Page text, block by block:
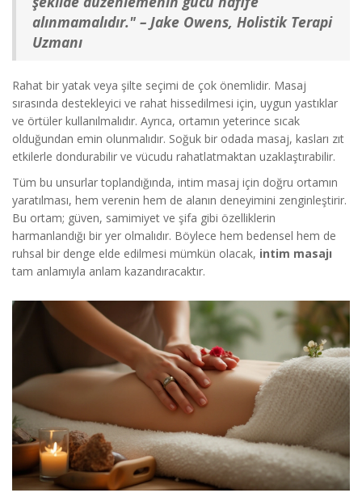
alınmamalıdır." – Jake Owens, Holistik Terapi
Uzmanı
Rahat bir yatak veya şilte seçimi de çok önemlidir. Masaj
sırasında destekleyici ve rahat hissedilmesi için, uygun yastıklar
ve örtüler kullanılmalıdır. Ayrıca, ortamın yeterince sıcak
olduğundan emin olunmalıdır. Soğuk bir odada masaj, kasları zıt
etkilerle dondurabilir ve vücudu rahatlatmaktan uzaklaştırabilir.
Tüm bu unsurlar toplandığında, intim masaj için doğru ortamın
yaratılması, hem verenin hem de alanın deneyimini zenginleştirir.
Bu ortam; güven, samimiyet ve şifa gibi özelliklerin
harmanlandığı bir yer olmalıdır. Böylece hem bedensel hem de
ruhsal bir denge elde edilmesi mümkün olacak, intim masajı
tam anlamıyla anlam kazandıracaktır.